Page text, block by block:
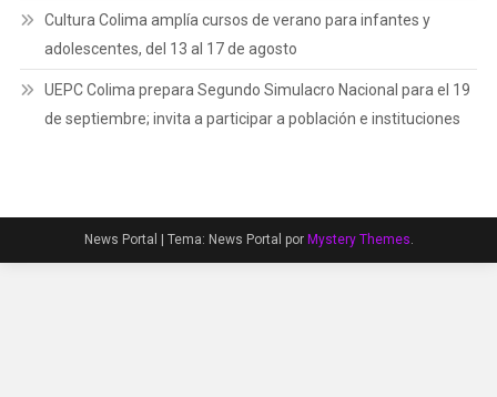
Cultura Colima amplía cursos de verano para infantes y
adolescentes, del 13 al 17 de agosto
UEPC Colima prepara Segundo Simulacro Nacional para el 19
de septiembre; invita a participar a población e instituciones
News Portal | Tema: News Portal por Mystery Themes